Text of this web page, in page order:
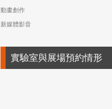
動畫創作
新媒體影音
實驗室與展場預約情形